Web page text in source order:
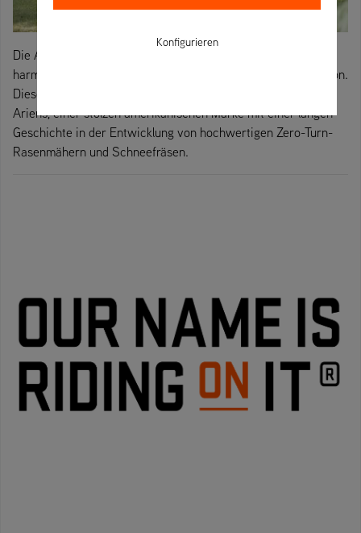
Die Ariens 'Casual Line' Bekleidungskollektion - eine
harmonische Kombination aus Stil, Funktionalität und Tradition.
Diese Kollektion verkörpert die Werte und den Geist von
Ariens, einer stolzen amerikanischen Marke mit einer langen
Geschichte in der Entwicklung von hochwertigen Zero-Turn-
Rasenmähern und Schneefräsen.
Konfigurieren